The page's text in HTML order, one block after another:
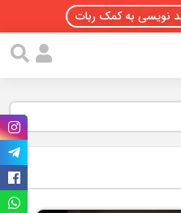
نویسی به کمک ربات